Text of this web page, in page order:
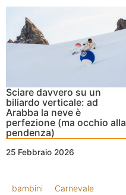
Sciare davvero su un
biliardo verticale: ad
Arabba la neve è
perfezione (ma occhio alla
pendenza)
25 Febbraio 2026
bambini Carnevale